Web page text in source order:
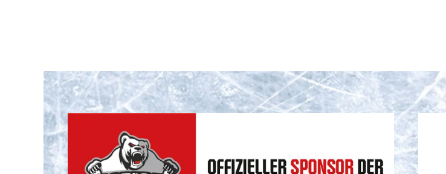
Optionen
können
auf
Produktseite
gewählt
werden